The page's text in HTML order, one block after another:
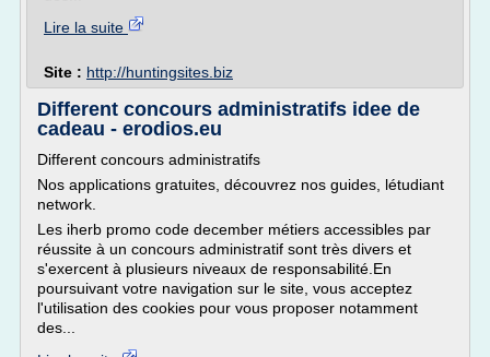
Lire la suite
Site : http://huntingsites.biz
Different concours administratifs idee de
cadeau - erodios.eu
Different concours administratifs
Nos applications gratuites, découvrez nos guides, létudiant
network.
Les iherb promo code december métiers accessibles par
réussite à un concours administratif sont très divers et
s'exercent à plusieurs niveaux de responsabilité.En
poursuivant votre navigation sur le site, vous acceptez
l'utilisation des cookies pour vous proposer notamment
des...